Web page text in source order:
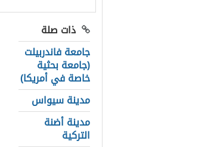
ذات صلة
جامعة فاندربيلت
(جامعة بحثية
خاصة في أمريكا)
مدينة سيواس
مدينة أضنة
التركية